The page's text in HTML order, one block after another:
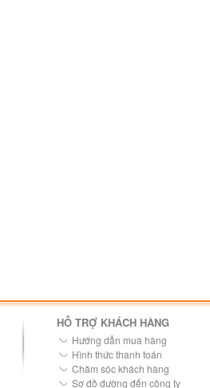
HỖ TRỢ KHÁCH HÀNG
Hướng dẫn mua hàng
Hình thức thanh toán
Chăm sóc khách hàng
Sơ đồ đường đến công ty